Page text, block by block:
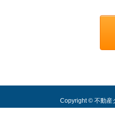
ります。すでに締結された利用契約に
げるいずれかの事由があるときは、本
被保佐人又は被補助人であって、自
的な団体の構成員である場合。
Copyright © 不動産